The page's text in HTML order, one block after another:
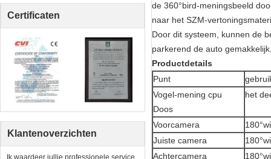
Certificaten
Klantenoverzichten
de 360°bird-meningsbeeld
naar het SZM-
Door dit systeem, kunnen de
parkerend de auto
Productdetails
Punt
Vogel-mening cpu
Doos
het
Voorcamera
Juiste camera
Achtercamera